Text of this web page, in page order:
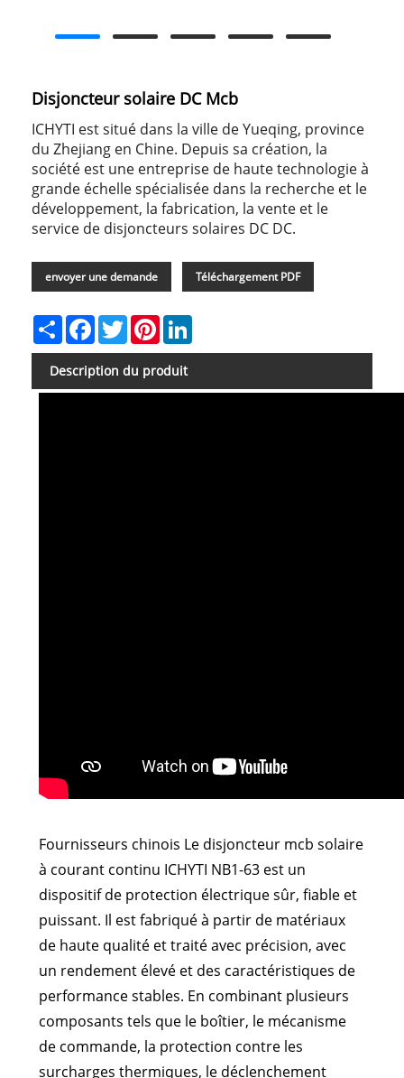
Disjoncteur solaire DC Mcb
ICHYTI est situé dans la ville de Yueqing, province
du Zhejiang en Chine. Depuis sa création, la
société est une entreprise de haute technologie à
grande échelle spécialisée dans la recherche et le
développement, la fabrication, la vente et le
service de disjoncteurs solaires DC DC.
envoyer une demande Téléchargement PDF
Share FacebookTwitterPinterest
Description du produit
Fournisseurs chinois Le disjoncteur mcb solaire
à courant continu ICHYTI NB1-63 est un
dispositif de protection électrique sûr, fiable et
puissant. Il est fabriqué à partir de matériaux
de haute qualité et traité avec précision, avec
un rendement élevé et des caractéristiques de
performance stables. En combinant plusieurs
composants tels que le boîtier, le mécanisme
de commande, la protection contre les
surcharges thermiques, le déclenchement